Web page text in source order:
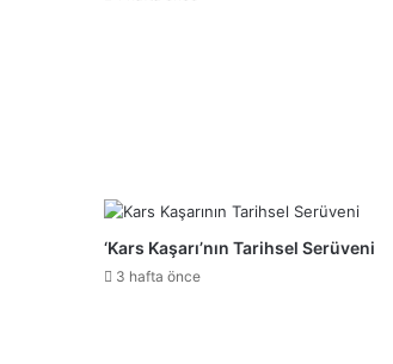
‘Kars Kaşarı’nın Tarihsel Serüveni
3 hafta önce